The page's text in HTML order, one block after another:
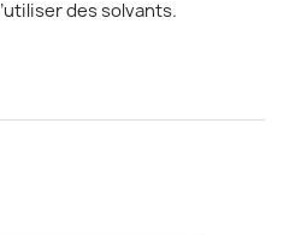
des solvants.